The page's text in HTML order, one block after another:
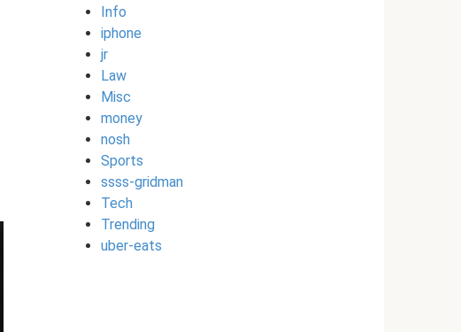
Info
iphone
jr
Law
Misc
money
nosh
Sports
ssss-gridman
Tech
Trending
uber-eats